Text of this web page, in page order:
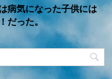
病気になった子供には
だった。